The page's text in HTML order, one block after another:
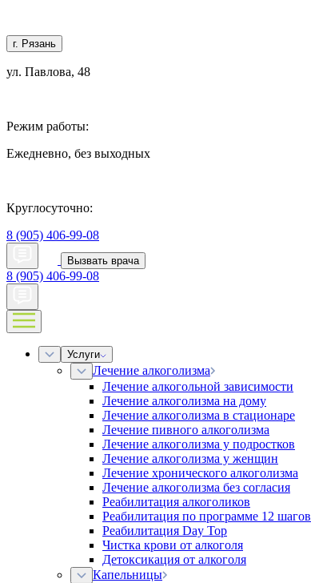
г. Рязань
ул. Павлова, 48
Режим работы:
Ежедневно, без выходных
Круглосуточно:
8 (905) 406-99-08
Вызвать врача
8 (905) 406-99-08
Услуги
Лечение алкоголизма
Лечение алкогольной зависимости
Лечение алкоголизма на дому
Лечение алкоголизма в стационаре
Лечение пивного алкоголизма
Лечение алкоголизма у подростков
Лечение алкоголизма у женщин
Лечение хронического алкоголизма
Лечение алкоголизма без согласия
Реабилитация алкоголиков
Реабилитация по программе 12 шагов
Реабилитация Day Top
Чистка крови от алкоголя
Детоксикация от алкоголя
Капельницы